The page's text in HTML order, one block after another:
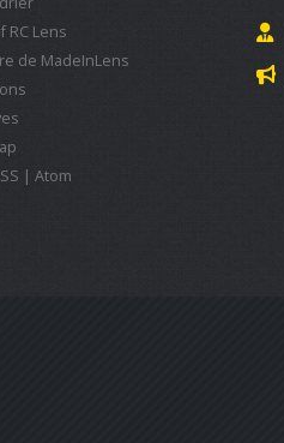
RC Lens
de MadeInLens
| Atom